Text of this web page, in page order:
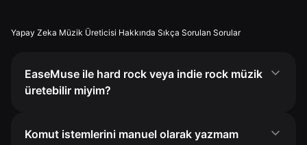
Yapay Zeka Müzik Üreticisi Hakkında Sıkça Sorulan Sorular
EaseMuse ile hard rock veya indie rock müzik
üretebilir miyim?
Komut istemlerini manuel olarak yazmam